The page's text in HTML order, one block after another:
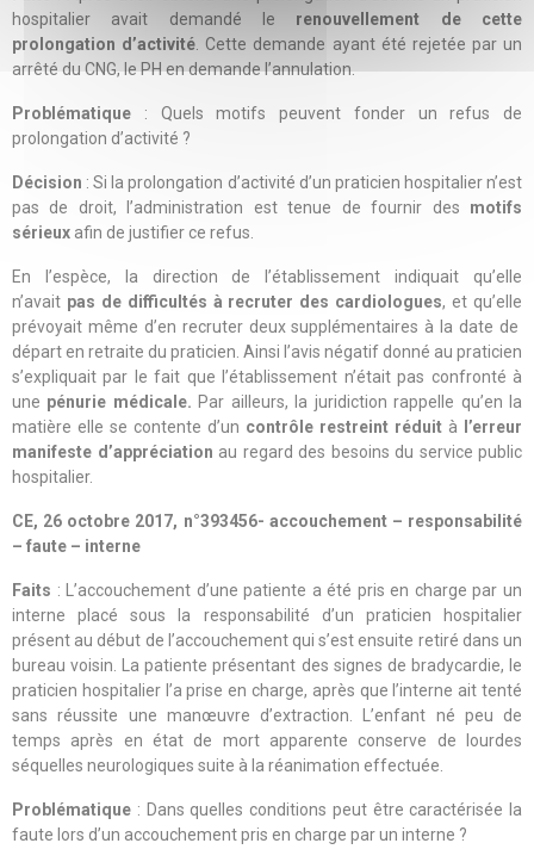
hospitalier avait demandé le renouvellement de cette
prolongation d’activité . Cette demande ayant été rejetée par un
arrêté du CNG, le PH en demande l’annulation.
Problématique : Quels motifs peuvent fonder un refus de
prolongation d’activité ?
Décision : Si la prolongation d’activité d’un praticien hospitalier n’est
pas de droit, l’administration est tenue de fournir des motifs
sérieux afin de justifier ce refus.
En l’espèce, la direction de l’établissement indiquait qu’elle
n’avait pas de difficultés à recruter des cardiologues, et qu’elle
prévoyait même d’en recruter deux supplémentaires à la date de
départ en retraite du praticien. Ainsi l’avis négatif donné au praticien
s’expliquait par le fait que l’établissement n’était pas confronté à
une pénurie médicale. Par ailleurs, la juridiction rappelle qu’en la
matière elle se contente d’un contrôle restreint réduit à
l’erreur
manifeste d’appréciation au regard des besoins du service public
hospitalier.
CE, 26 octobre 2017, n°393456- accouchement – responsabilité
– faute – interne
Faits : L’accouchement d’une patiente a été pris en charge par un
interne placé sous la responsabilité d’un praticien hospitalier
présent au début de l’accouchement qui s’est ensuite retiré dans un
bureau voisin. La patiente présentant des signes de bradycardie, le
praticien hospitalier l’a prise en charge, après que l’interne ait tenté
sans réussite une manœuvre d’extraction. L’enfant né peu de
temps après en état de mort apparente conserve de lourdes
séquelles neurologiques suite à la réanimation effectuée.
Problématique : Dans quelles conditions peut être caractérisée la
faute lors d’un accouchement pris en charge par un interne ?